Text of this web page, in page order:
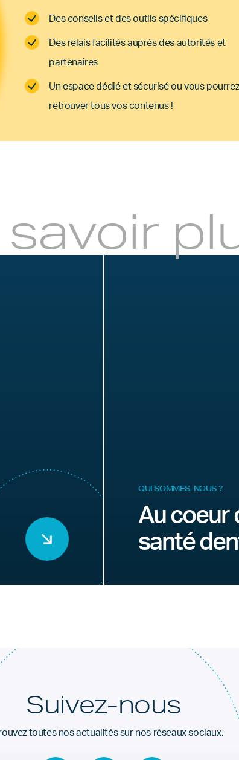
Des conseils et des outils spécifiques
Des relais facilités auprès des autorités et
partenaires
Un espace dédié et sécurisé ou vous pourrez
retrouver tous vos contenus !
savoir
QUI SOMMES-NOUS ?
Au coeur
santé
Suivez-nous
toutes nos actualités sur nos réseaux sociaux.